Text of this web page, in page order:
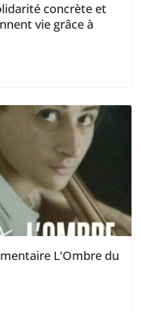
concrète et
vie grâce à
L’Ombre du